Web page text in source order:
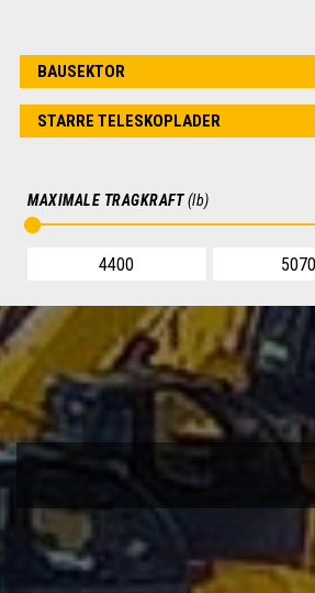
LANDWIRTSSCHAFT
Teleskoplader für Landwirtschaft,
Getreideanbau, Mischkulturen, Tierhaltung,
SUCHEN SIE IHRE MASCHINE
V
TELESKOPRADLADER
BROSCHÜRE HERUNTERLADEN
MAXIMALE TRAGKRAFT(lb)